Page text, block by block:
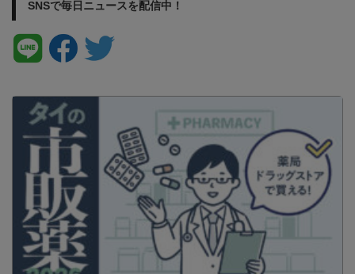
SNSで毎日ニュースを配信中！